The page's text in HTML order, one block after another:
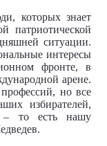
которых знает
патриотической
ситуации.
интересы
фронте, в
арене.
но все
избирателей,
– то есть нашу